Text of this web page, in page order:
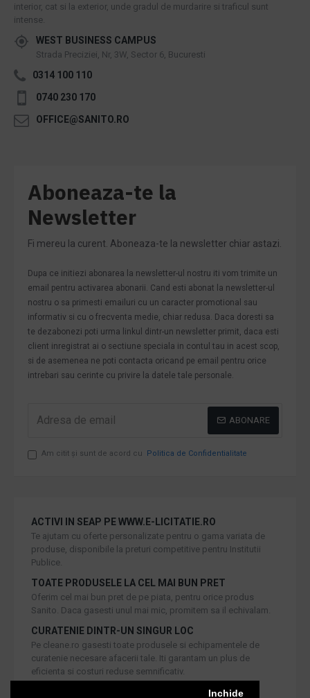
Inchide
interior, cat si la exterior, unde gradul de murdarire si traficul sunt
intense.
WEST BUSINESS CAMPUS
Strada Preciziei, Nr, 3W, Sector 6, Bucuresti
0314 100 110
0740 230 170
OFFICE@SANITO.RO
Aboneaza-te la
Newsletter
Fi mereu la curent. Aboneaza-te la newsletter chiar astazi.
Dupa ce initiezi abonarea la newsletter-ul nostru iti vom trimite un
email pentru activarea abonarii. Cand esti abonat la newsletter-ul
nostru o sa primesti emailuri cu un caracter promotional sau
informativ si cu o frecventa medie, chiar redusa. Daca doresti sa
te dezabonezi poti urma linkul dintr-un newsletter primit, daca esti
client inregistrat ai o sectiune speciala in contul tau in acest scop,
si de asemenea ne poti contacta oricand pe email pentru orice
intrebari sau cerinte cu privire la datele tale personale.
ABONARE
Am citit şi sunt de acord cu Politica de Confidentialitate
ACTIVI IN SEAP PE WWW.E-LICITATIE.RO
Te ajutam cu oferte personalizate pentru o gama variata de
produse, disponibile la preturi competitive pentru Institutii
Publice.
TOATE PRODUSELE LA CEL MAI BUN PRET
Oferim cel mai bun pret de pe piata, pentru orice produs
Sanito. Daca gasesti unul mai mic, promitem sa il echivalam.
CURATENIE DINTR-UN SINGUR LOC
Pe cleane.ro gasesti toate produsele si echipamentele de
curatenie necesare afacerii tale. Iti garantam un plus de
eficienta si costuri reduse semnificativ.